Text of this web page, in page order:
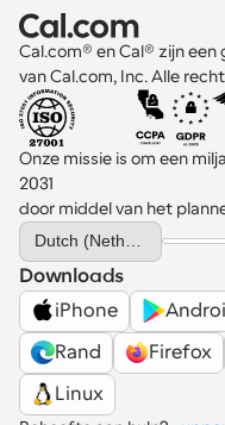
Cal.com® en Cal® zijn
van Cal.com, Inc. Alle
Onze missie is om een
2031
door middel van het
Select Language
Downloads
iPhone
Rand
Firefox
Linux